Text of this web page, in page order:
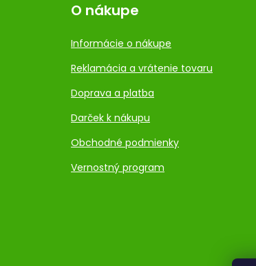
O nákupe
Informácie o nákupe
Reklamácia a vrátenie tovaru
Doprava a platba
Darček k nákupu
Obchodné podmienky
Vernostný program